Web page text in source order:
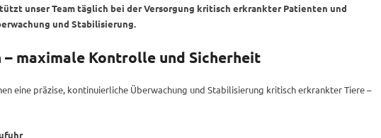
unser Team täglich bei der Versorgung kritisch erkrankter Patienten und
und Stabilisierung.
maximale Kontrolle und Sicherheit
eine präzise, kontinuierliche Überwachung und Stabilisierung kritisch erkrankter Tiere –